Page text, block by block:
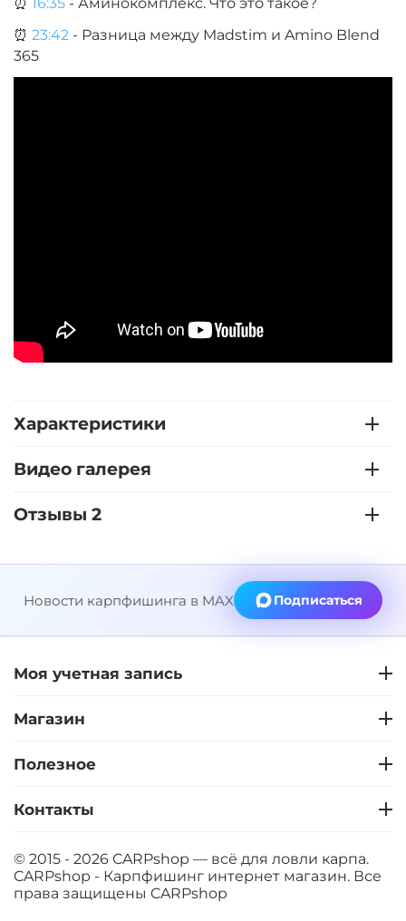
⏰ 16:35 - Аминокомплекс. Что это такое?
⏰ 23:42 - Разница между Madstim и Amino Blend
365
Характеристики
Видео галерея
Отзывы 2
Новости карпфишинга в MAX Подписаться
Моя учетная запись
Магазин
Полезное
Контакты
© 2015 - 2026 CARPshop — всё для ловли карпа.
CARPshop - Карпфишинг интернет магазин. Все
права защищены CARPshop